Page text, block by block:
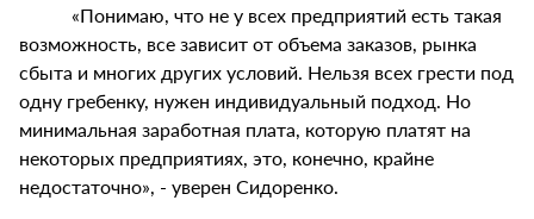
«Понимаю, что не у всех предприятий есть такая
возможность, все зависит от объема заказов, рынка
сбыта и многих других условий. Нельзя всех грести под
одну гребенку, нужен индивидуальный подход. Но
минимальная заработная плата, которую платят на
некоторых предприятиях, это, конечно, крайне
недостаточно», - уверен Сидоренко.